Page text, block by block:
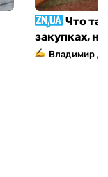
Что
закупках,
Владимир